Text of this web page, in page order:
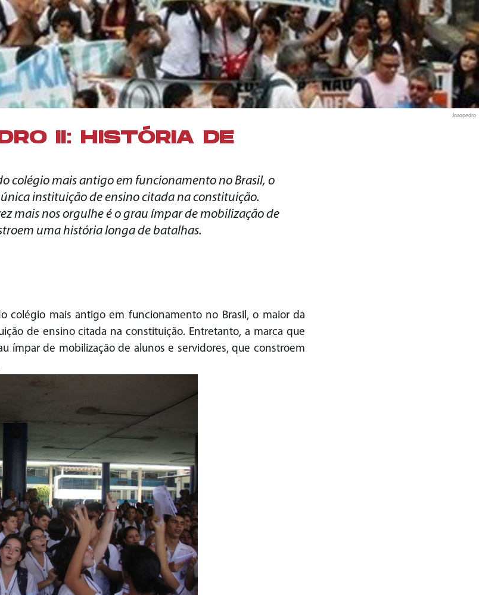
Joaopedro
II: HISTÓRIA DE
colégio mais antigo em funcionamento no Brasil, o
instituição de ensino citada na constituição.
mais nos orgulhe é o grau ímpar de mobilização de
uma história longa de batalhas.
colégio mais antigo em funcionamento no Brasil, o maior da
de ensino citada na constituição. Entretanto, a marca que
ímpar de mobilização de alunos e servidores, que constroem